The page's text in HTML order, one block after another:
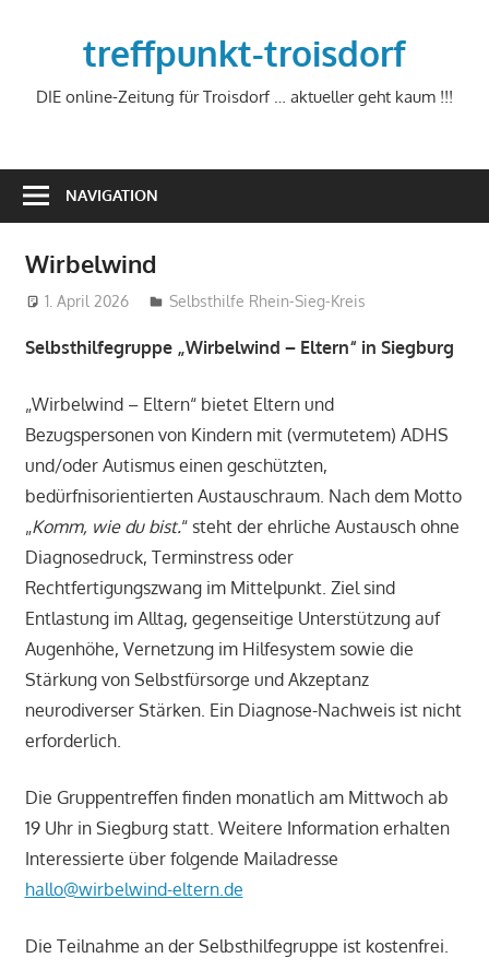
treffpunkt-troisdorf
DIE online-Zeitung für Troisdorf … aktueller geht kaum !!!
NAVIGATION
Wirbelwind
1. April 2026 treffpunkt
Selbsthilfe Rhein-Sieg-Kreis
Selbsthilfegruppe „Wirbelwind – Eltern“ in Siegburg
„Wirbelwind – Eltern“ bietet Eltern und
Bezugspersonen von Kindern mit (vermutetem) ADHS
und/oder Autismus einen geschützten,
bedürfnisorientierten Austauschraum. Nach dem Motto
„Komm, wie du bist.“ steht der ehrliche Austausch ohne
Diagnosedruck, Terminstress oder
Rechtfertigungszwang im Mittelpunkt. Ziel sind
Entlastung im Alltag, gegenseitige Unterstützung auf
Augenhöhe, Vernetzung im Hilfesystem sowie die
Stärkung von Selbstfürsorge und Akzeptanz
neurodiverser Stärken. Ein Diagnose-Nachweis ist nicht
erforderlich.
Die Gruppentreffen finden monatlich am Mittwoch ab
19 Uhr in Siegburg statt. Weitere Information erhalten
Interessierte über folgende Mailadresse
hallo@wirbelwind-eltern.de
Die Teilnahme an der Selbsthilfegruppe ist kostenfrei.